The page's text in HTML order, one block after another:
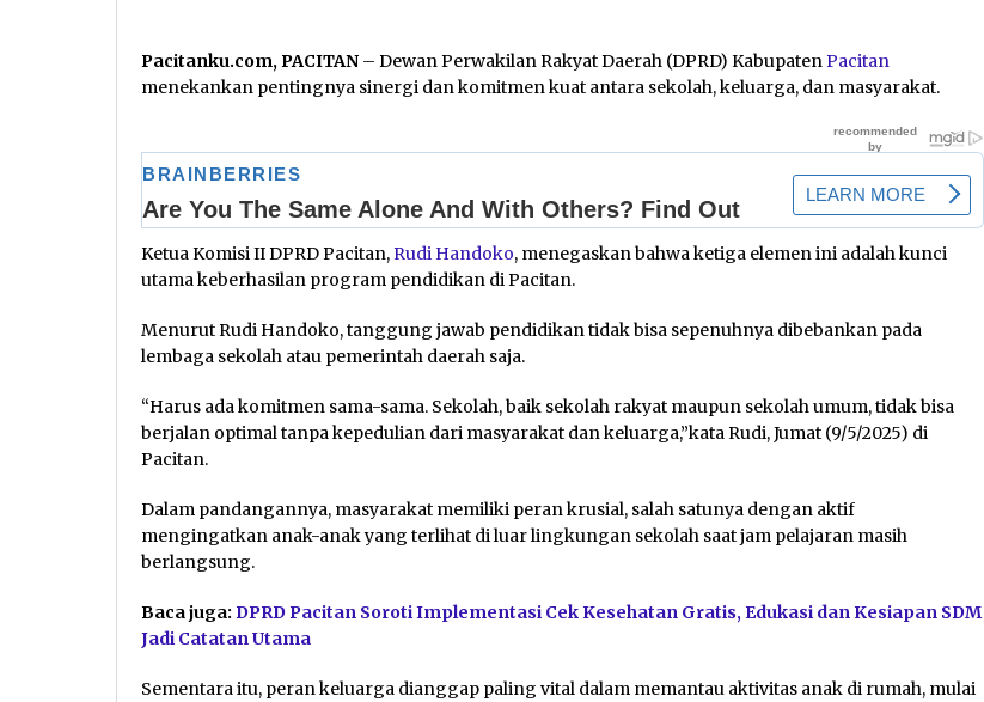
Pacitanku.com, PACITAN – Dewan Perwakilan Rakyat Daerah (DPRD) KabupatenPacitan
menekankan pentingnya sinergi dan komitmen kuat antara sekolah, keluarga, dan masyarakat.
Ketua Komisi II DPRD Pacitan, Rudi Handoko, menegaskan bahwa ketiga elemen ini adalah kunci
utama keberhasilan program pendidikan di Pacitan.
Menurut Rudi Handoko, tanggung jawab pendidikan tidak bisa sepenuhnya dibebankan pada
lembaga sekolah atau pemerintah daerah saja.
“Harus ada komitmen sama-sama. Sekolah, baik sekolah rakyat maupun sekolah umum, tidak bisa
berjalan optimal tanpa kepedulian dari masyarakat dan keluarga,”kata Rudi, Jumat (9/5/2025) di
Pacitan.
Dalam pandangannya, masyarakat memiliki peran krusial, salah satunya dengan aktif
mengingatkan anak-anak yang terlihat di luar lingkungan sekolah saat jam pelajaran masih
berlangsung.
Baca juga: DPRD Pacitan Soroti Implementasi Cek Kesehatan Gratis, Edukasi dan Kesiapan SDM
Jadi Catatan Utama
Sementara itu, peran keluarga dianggap paling vital dalam memantau aktivitas anak di rumah, mulai